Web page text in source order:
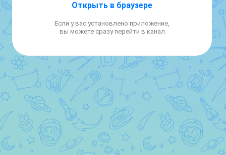
Открыть в браузере
Если у вас установлено приложение,
вы можете сразу перейти в канал